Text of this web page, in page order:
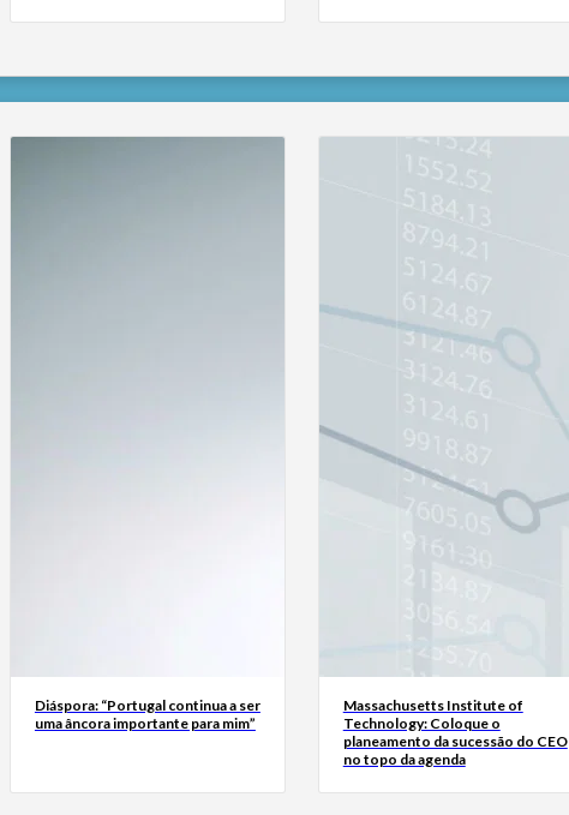
Diáspora: “Portugal continua a ser
uma âncora importante para mim”
Massachusetts Institute of
Technology: Coloque o
planeamento da sucessão do CEO
no topo da agenda